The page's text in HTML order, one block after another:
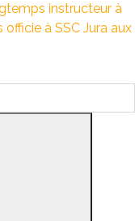
instructeur à
à SSC Jura aux